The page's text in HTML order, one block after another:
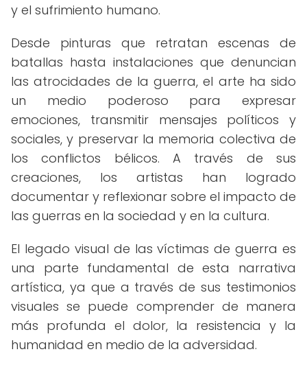
y el sufrimiento humano.
Desde pinturas que retratan escenas de
batallas hasta instalaciones que denuncian
las atrocidades de la guerra, el arte ha sido
un medio poderoso para expresar
emociones, transmitir mensajes políticos y
sociales, y preservar la memoria colectiva de
los conflictos bélicos. A través de sus
creaciones, los artistas han logrado
documentar y reflexionar sobre el impacto de
las guerras en la sociedad y en la cultura.
El legado visual de las víctimas de guerra es
una parte fundamental de esta narrativa
artística, ya que a través de sus testimonios
visuales se puede comprender de manera
más profunda el dolor, la resistencia y la
humanidad en medio de la adversidad.